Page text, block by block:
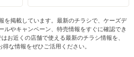
を掲載しています。最新のチラシで、ケーズデ
ルやキャンペーン、特売情報をすぐに確認でき
お近くの店舗で使える最新のチラシ情報を、
な情報をぜひご活用ください。